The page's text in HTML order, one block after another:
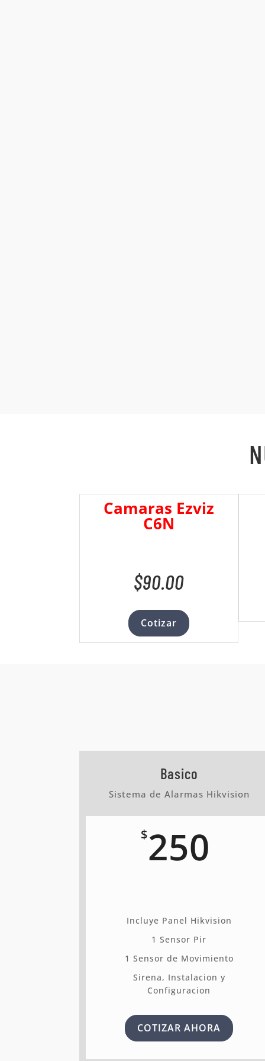
Camaras Ezviz
C6N
$90.00
Cotizar
Basico
Sistema de Alarmas Hikvision
$250
Incluye Panel Hikvision
1 Sensor Pir
1 Sensor de Movimiento
Sirena, Instalacion y
Configuracion
COTIZAR AHORA